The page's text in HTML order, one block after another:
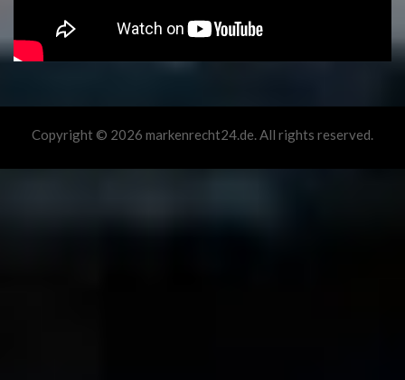
Copyright © 2026 markenrecht24.de. All rights reserved.